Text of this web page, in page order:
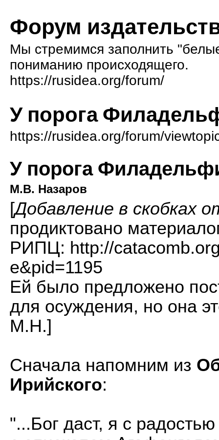
Форум
Мы стремимся заполнить
пониманию происходящего.
https://rusidea.org/forum/
У порога
https://rusidea.org/forum/
У порога
М.В. Назаров
[Добавление в скобках
продиктовано
РИПЦ: http://
e&pid=1195
Ей было предложено
для осуждения, но она
М.Н.]
Сначала напомним из
Ирийского:
"...Бог даст, я с